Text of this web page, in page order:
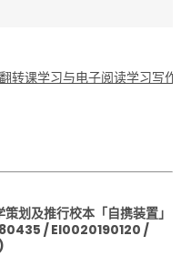
转课学习与电子阅读学习写作
划及推行校本「自携装置」
/ EI0020190120 /